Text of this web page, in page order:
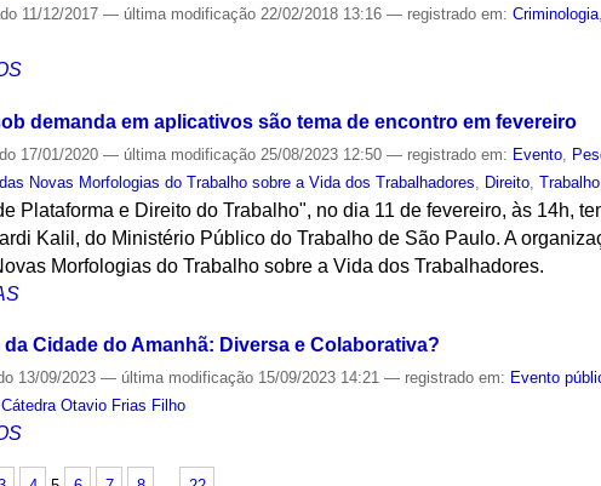
11/12/2017— última modificação 22/02/2018 13:16— registrado em:Criminologia
demanda em aplicativos são tema de encontro em fevereiro
17/01/2020— última modificação 25/08/2023 12:50— registrado em: Evento
Novas Morfologias do Trabalho sobre a Vida dos Trabalhadores
Direito ,Trabalho
Plataforma e Direito do Trabalho", no dia 11 de fevereiro, às 14h,
Kalil, do Ministério Público do Trabalho de São Paulo. A
Morfologias do Trabalho sobre a Vida dos Trabalhadores.
Cidade do Amanhã: Diversa e Colaborativa?
13/09/2023— última modificação 15/09/2023 14:21— registrado em: Evento
Cátedra Otavio Frias Filho